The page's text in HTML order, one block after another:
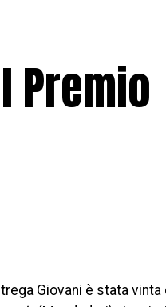
Premio
Giovani è stata vinta